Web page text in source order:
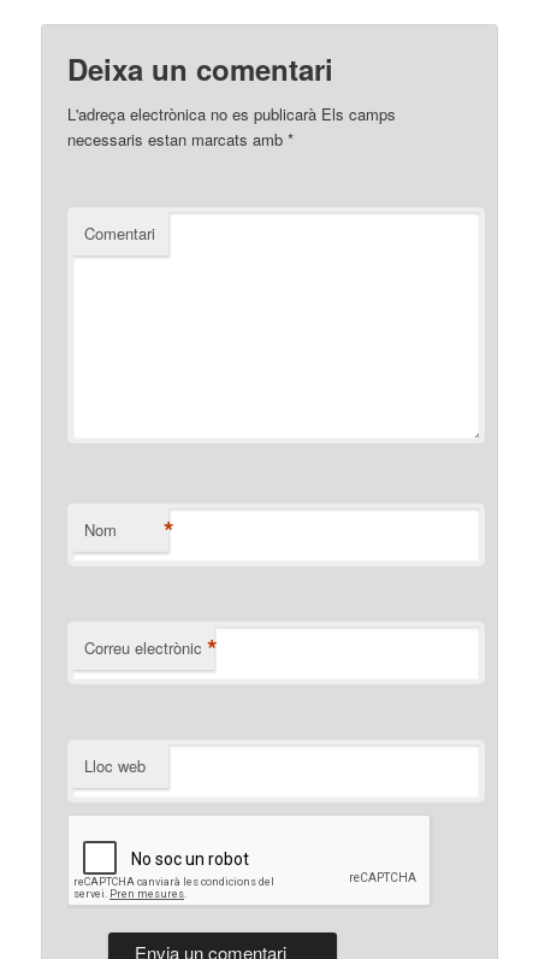
Deixa un comentari
L'adreça electrònica no es publicarà Els camps
necessaris estan marcats amb*
Comentari
Nom *
Correu electrònic *
Lloc web